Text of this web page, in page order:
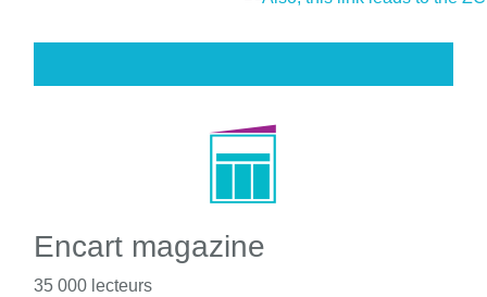
Encart magazine
35 000 lecteurs